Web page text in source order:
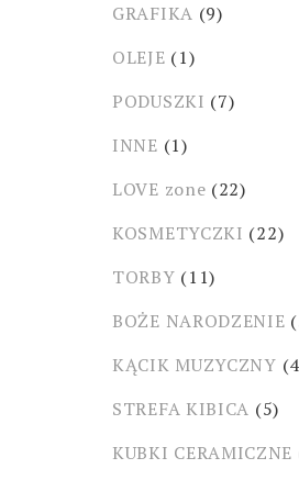
GRAFIKA (9)
OLEJE (1)
PODUSZKI (7)
INNE (1)
LOVE zone (22)
KOSMETYCZKI (22)
TORBY (11)
BOŻE NARODZENIE
KĄCIK MUZYCZNY
STREFA KIBICA (5)
KUBKI CERAMICZNE